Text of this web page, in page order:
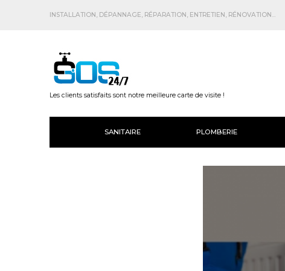
INSTALLATION, DÉPANNAGE, RÉPARATION, ENTRETIEN, RÉNOVATION...
Les clients satisfaits sont notre meilleure carte de visite !
SANITAIRE PLOMBERIE